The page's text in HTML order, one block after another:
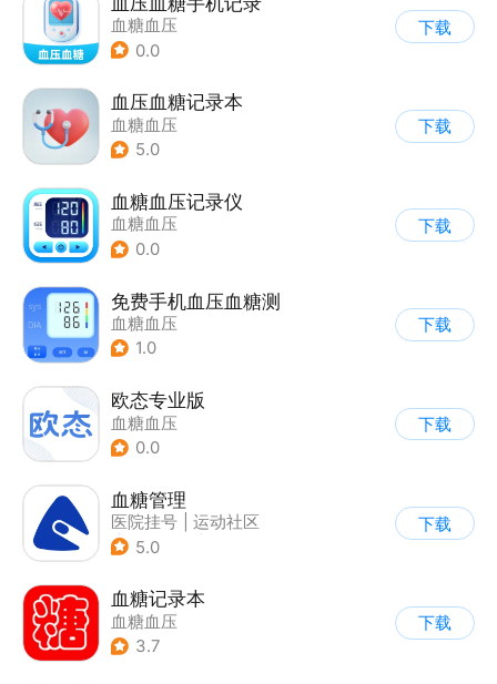
血糖血压
0.0
下载
血压血糖记录本
血糖血压
5.0
下载
血糖血压记录仪
血糖血压
0.0
下载
免费手机血压血糖测
血糖血压
1.0
下载
欧态专业版
血糖血压
0.0
下载
血糖管理
医院挂号
运动社区
| 问诊咨询
5.0
下载
血糖记录本
血糖血压
3.7
下载